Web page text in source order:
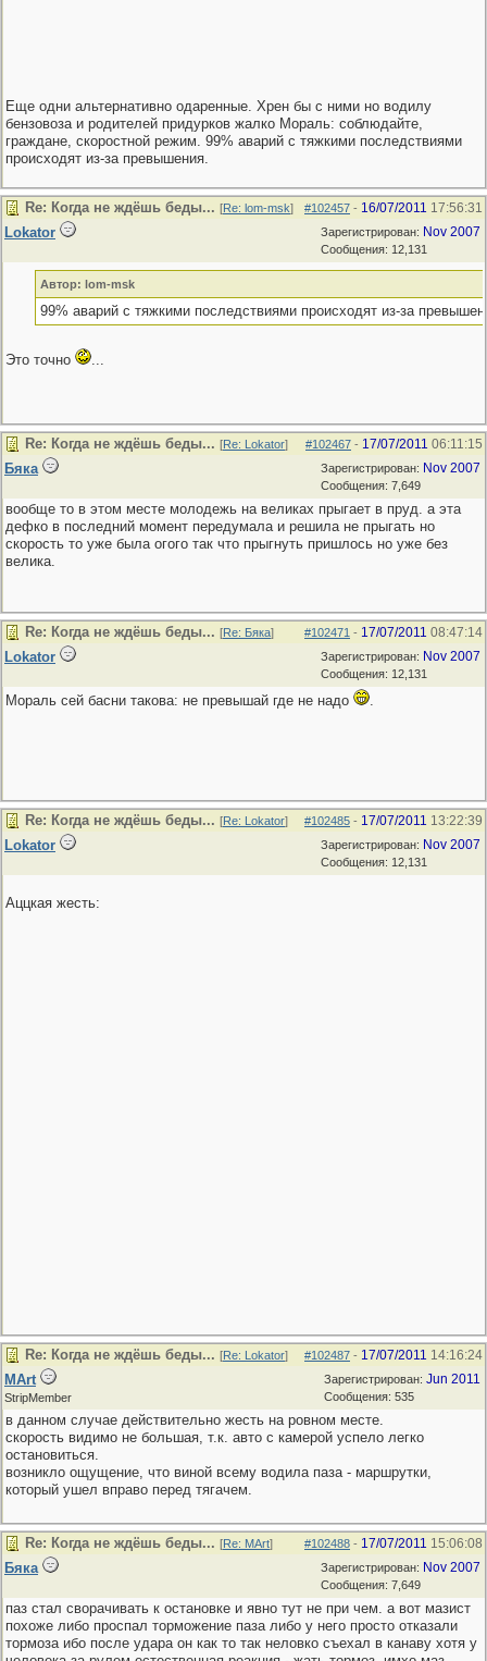
Еще одни альтернативно одаренные. Хрен бы с ними но водилу
бензовоза и родителей придурков жалко Мораль: соблюдайте,
граждане, скоростной режим. 99% аварий с тяжкими последствиями
происходят из-за превышения.
#102457 - 16/07/2011 17:56:31
Re: Когда не ждёшь беды... [Re: lom-msk]
Зарегистрирован: Nov 2007
Сообщения: 12,131
Lokator
Автор: lom-msk
99% аварий с тяжкими последствиями происходят из-за
Это точно ...
#102467 - 17/07/2011 06:11:15
Re: Когда не ждёшь беды... [Re: Lokator]
Зарегистрирован: Nov 2007
Сообщения: 7,649
Бяка
вообще то в этом месте молодежь на великах прыгает в пруд. а эта
дефко в последний момент передумала и решила не прыгать но
скорость то уже была огого так что прыгнуть пришлось но уже без
велика.
#102471 - 17/07/2011 08:47:14
Re: Когда не ждёшь беды... [Re: Бяка]
Зарегистрирован: Nov 2007
Сообщения: 12,131
Lokator
Мораль сей басни такова: не превышай где не надо .
#102485 - 17/07/2011 13:22:39
Re: Когда не ждёшь беды... [Re: Lokator]
Зарегистрирован: Nov 2007
Сообщения: 12,131
Lokator
Аццкая жесть:
#102487 - 17/07/2011 14:16:24
Re: Когда не ждёшь беды... [Re: Lokator]
Зарегистрирован: Jun 2011
Сообщения: 535
MArt
StripMember
в данном случае действительно жесть на ровном месте.
скорость видимо не большая, т.к. авто с камерой успело легко
остановиться.
возникло ощущение, что виной всему водила паза - маршрутки,
который ушел вправо перед тягачем.
#102488 - 17/07/2011 15:06:08
Re: Когда не ждёшь беды... [Re: MArt]
Зарегистрирован: Nov 2007
Сообщения: 7,649
Бяка
паз стал сворачивать к остановке и явно тут не при чем. а вот мазист
похоже либо проспал торможение паза либо у него просто отказали
тормоза ибо после удара он как то так неловко съехал в канаву хотя у